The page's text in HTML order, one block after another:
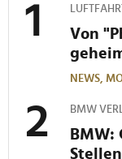
Partner führen
weiteren Daten
haben oder die
Von
NEWS,
BMW
BMW: